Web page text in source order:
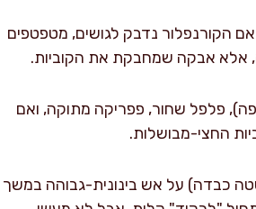
את הבטטות עם הקורנפלור (10 גרם). אם הקורנפלור נדבק לגושים, מטפטפים
בהתאם להעדפה), פלפל שחור, פפריקה מתוקה, ואם
החצי-מבושלות.
כבדה) על אש בינונית-גבוהה במשך